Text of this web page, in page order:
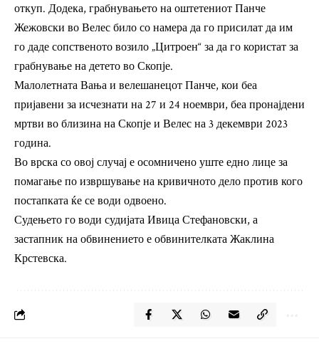
откуп. Додека, грабнувањето на оштетениот Панче
Жежовски во Велес било со намера да го присилат да им
го даде сопственото возило „Цитроен“ за да го користат за
грабнување на детето во Скопје.
Малолетната Вања и велешанецот Панче, кои беа
пријавени за исчезнати на 27 и 24 ноември, беа пронајдени
мртви во близина на Скопје и Велес на 3 декември 2023
година.
Во врска со овој случај е осомничено уште едно лице за
помагање по извршување на кривичното дело против кого
постапката ќе се води одвоено.
Судењето го води судијата Ивица Стефановски, а
застапник на обвинението е обвинителката Жаклина
Крстевска.